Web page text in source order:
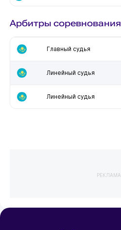
Арбитры соревнования
Главный судья
Линейный судья
Линейный судья
РЕКЛАМА